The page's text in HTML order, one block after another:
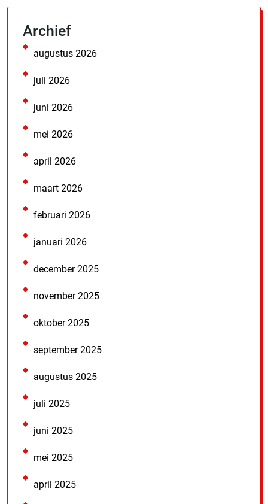
Archief
augustus 2026
juli 2026
juni 2026
mei 2026
april 2026
maart 2026
februari 2026
januari 2026
december 2025
november 2025
oktober 2025
september 2025
augustus 2025
juli 2025
juni 2025
mei 2025
april 2025